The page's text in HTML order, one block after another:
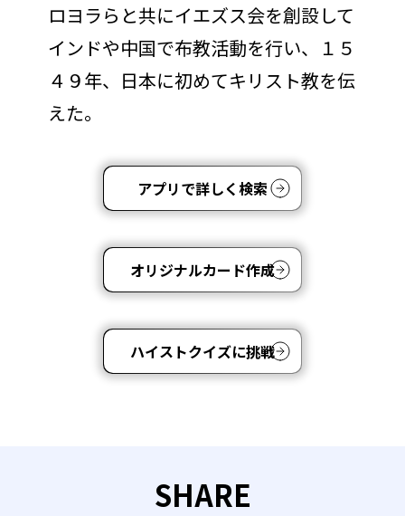
ロヨラらと共にイエズス会を創設して
インドや中国で布教活動を行い、１５
４９年、日本に初めてキリスト教を伝
えた。
アプリで詳しく検索
オリジナルカード作成
ハイストクイズに挑戦
SHARE